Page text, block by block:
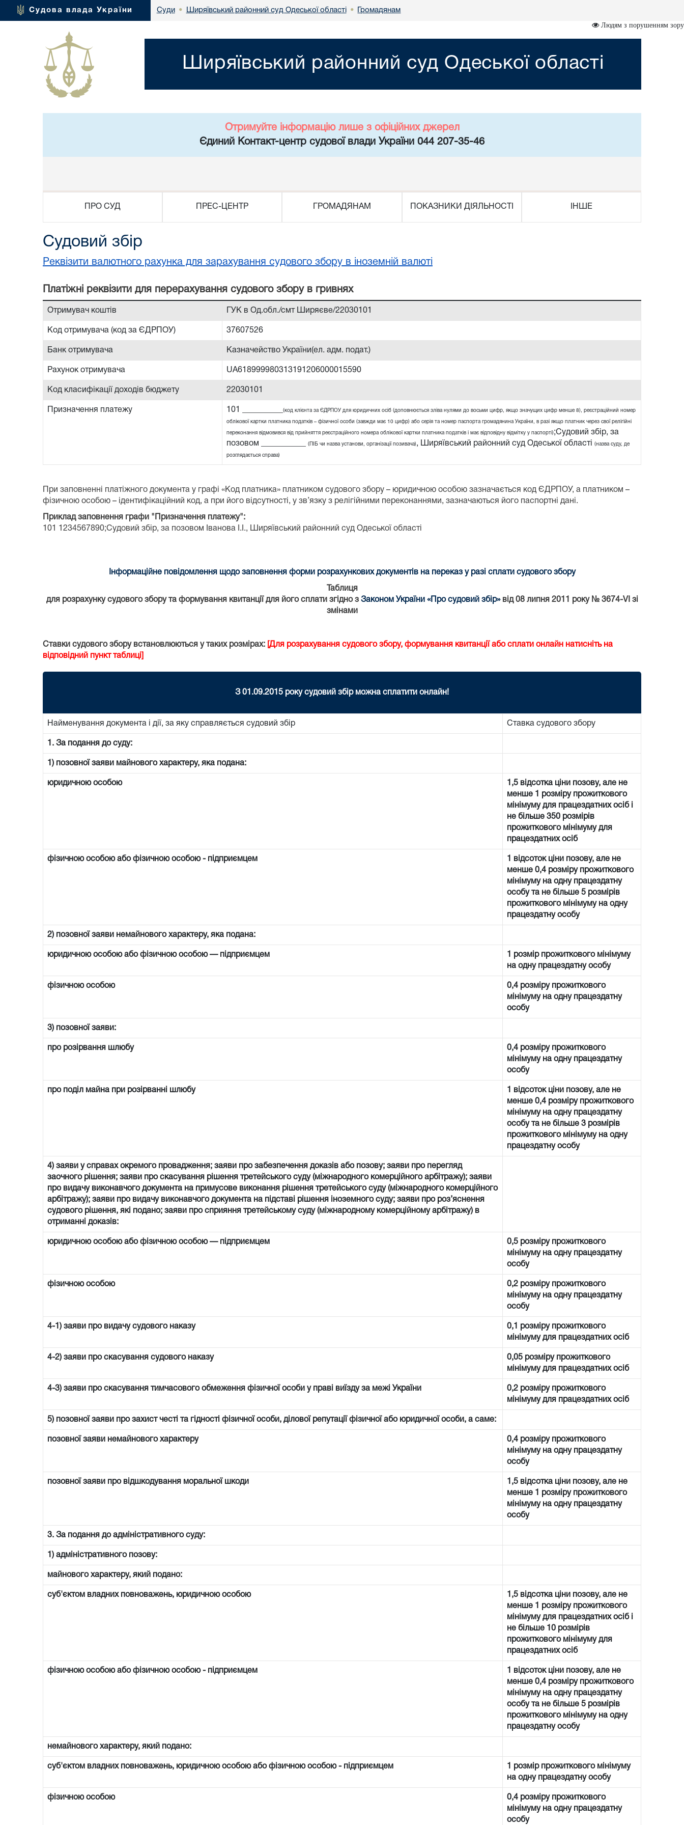
Судова влада України Суди • Ширяївський районний суд Одеської області • Громадянам
Людям з порушенням зору
Ширяївський районний суд Одеської області
Отримуйте інформацію лише з офіційних джерел
Єдиний Контакт-центр судової влади України 044 207-35-46
ПРО СУД ПРЕС-ЦЕНТР ГРОМАДЯНАМ ПОКАЗНИКИ ДІЯЛЬНОСТІ ІНШЕ
Судовий збір
Реквізити валютного рахунка для зарахування судового збору в іноземній валюті
Платiжнi реквiзити для перерахування судового збору в гривнях
Отримувач коштів ГУК в Од.обл./смт Ширяєве/22030101
Код отримувача (код за ЄДРПОУ) 37607526
Банк отримувача Казначейство України(ел. адм. подат.)
Рахунок отримувача UA618999980313191206000015590
Код класифікації доходів бюджету 22030101
Призначення платежу 101 __________ (код клієнта за ЄДРПОУ для юридичних осіб (доповнюється зліва нулями до восьми цифр, якщо значущих цифр менше 8), реєстраційний номер
облікової картки платника податків – фізичної особи (завжди має 10 цифр) або серія та номер паспорта громадянина України, в разі якщо платник через свої релігійні
переконання відмовився від прийняття реєстраційного номера облікової картки платника податків і має відповідну відмітку у паспорті) ;Судовий збір, за
позовом ___________
(ПІБ чи назва установи, організації позивача) , Ширяївський районний суд Одеської області (назва суду, де
розглядається справа)
При заповненні платіжного документа у графі «Код платника» платником судового збору – юридичною особою зазначається код ЄДРПОУ, а платником –
фізичною особою – ідентифікаційний код, а при його відсутності, у зв’язку з релігійними переконаннями, зазначаються його паспортні дані.
Приклад заповнення графи "Призначення платежу":
101 1234567890;Судовий збір, за позовом Іванова І.І., Ширяївський районний суд Одеської області
Інформаційне повідомлення щодо заповнення форми розрахункових документів на переказ у разі сплати судового збору
Таблиця
для розрахунку судового збору та формування квитанції для його сплати згідно з Законом України «Про судовий збір»від 08 липня 2011 року № 3674-VI зі
змінами
Ставки судового збору встановлюються у таких розмірах: [Для розрахування судового збору, формування квитанції або сплати онлайн натисніть на
відповідний пункт таблиці]
З 01.09.2015 року судовий збір можна сплатити онлайн!
Найменування документа і дії, за яку справляється судовий збір Ставка судового збору
1. За подання до суду:
1) позовної заяви майнового характеру, яка подана:
юридичною особою
1,5 відсотка ціни позову, але не
менше 1 розміру прожиткового
мінімуму для працездатних осіб і
не більше 350 розмірів
прожиткового мінімуму для
працездатних осіб
фізичною особою або фізичною особою - підприємцем
1 відсоток ціни позову, але не
менше 0,4 розміру прожиткового
мінімуму на одну працездатну
особу та не більше 5 розмірів
прожиткового мінімуму на одну
працездатну особу
2) позовної заяви немайнового характеру, яка подана:
юридичною особою або фізичною особою — підприємцем
1 розмір прожиткового мінімуму
на одну працездатну особу
фізичною особою
0,4 розміру прожиткового
мінімуму на одну працездатну
особу
3) позовної заяви:
про розірвання шлюбу
0,4 розміру прожиткового
мінімуму на одну працездатну
особу
про поділ майна при розірванні шлюбу
1 відсоток ціни позову, але не
менше 0,4 розміру прожиткового
мінімуму на одну працездатну
особу та не більше 3 розмірів
прожиткового мінімуму на одну
працездатну особу
4) заяви у справах окремого провадження; заяви про забезпечення доказів або позову; заяви про перегляд
заочного рішення; заяви про скасування рішення третейського суду (міжнародного комерційного арбітражу); заяви
про видачу виконавчого документа на примусове виконання рішення третейського суду (міжнародного комерційного
арбітражу); заяви про видачу виконавчого документа на підставі рішення іноземного суду; заяви про роз’яснення
судового рішення, які подано; заяви про сприяння третейському суду (міжнародному комерційному арбітражу) в
отриманні доказів:
юридичною особою або фізичною особою — підприємцем
0,5 розміру прожиткового
мінімуму на одну працездатну
особу
фізичною особою
0,2 розміру прожиткового
мінімуму на одну працездатну
особу
4-1) заяви про видачу судового наказу
0,1 розміру прожиткового
мінімуму для працездатних осіб
4-2) заяви про скасування судового наказу
0,05 розміру прожиткового
мінімуму для працездатних осіб
4-3) заяви про скасування тимчасового обмеження фізичної особи у праві виїзду за межі України
0,2 розміру прожиткового
мінімуму для працездатних осіб
5) позовної заяви про захист честі та гідності фізичної особи, ділової репутації фізичної або юридичної особи, а саме:
позовної заяви немайнового характеру
0,4 розміру прожиткового
мінімуму на одну працездатну
особу
позовної заяви про відшкодування моральної шкоди
1,5 відсотка ціни позову, але не
менше 1 розміру прожиткового
мінімуму на одну працездатну
особу
3. За подання до адміністративного суду:
1) адміністративного позову:
майнового характеру, який подано:
суб'єктом владних повноважень, юридичною особою
1,5 відсотка ціни позову, але не
менше 1 розміру прожиткового
мінімуму для працездатних осіб і
не більше 10 розмірів
прожиткового мінімуму для
працездатних осіб
фізичною особою або фізичною особою - підприємцем
1 відсоток ціни позову, але не
менше 0,4 розміру прожиткового
мінімуму на одну працездатну
особу та не більше 5 розмірів
прожиткового мінімуму на одну
працездатну особу
немайнового характеру, який подано:
суб'єктом владних повноважень, юридичною особою або фізичною особою - підприємцем
1 розмір прожиткового мінімуму
на одну працездатну особу
фізичною особою
0,4 розміру прожиткового
мінімуму на одну працездатну
особу